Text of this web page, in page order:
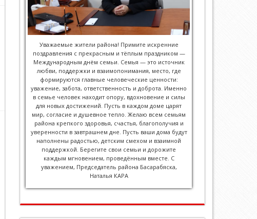
Уважаемые жители района! Примите искренние
поздравления с прекрасным и тёплым праздником —
Международным днём семьи. Семья — это источник
любви, поддержки и взаимопонимания, место, где
формируются главные человеческие ценности:
уважение, забота, ответственность и доброта. Именно
в семье человек находит опору, вдохновение и силы
для новых достижений. Пусть в каждом доме царят
мир, согласие и душевное тепло. Желаю всем семьям
района крепкого здоровья, счастья, благополучия и
уверенности в завтрашнем дне. Пусть ваши дома будут
наполнены радостью, детским смехом и взаимной
поддержкой. Берегите свои семьи и дорожите
каждым мгновением, проведённым вместе. С
уважением, Председатель района Басарабяска,
Наталья КАРА